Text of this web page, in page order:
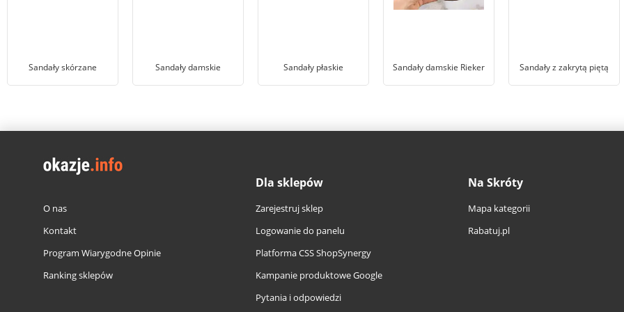
Sandały skórzane Sandały damskie Sandały płaskie Sandały damskie Rieker Sandały z zakrytą piętą
O nas
Kontakt
Program Wiarygodne Opinie
Ranking sklepów
Dla sklepów
Zarejestruj sklep
Logowanie do panelu
Platforma CSS ShopSynergy
Kampanie produktowe Google
Pytania i odpowiedzi
Na Skróty
Mapa kategorii
Rabatuj.pl